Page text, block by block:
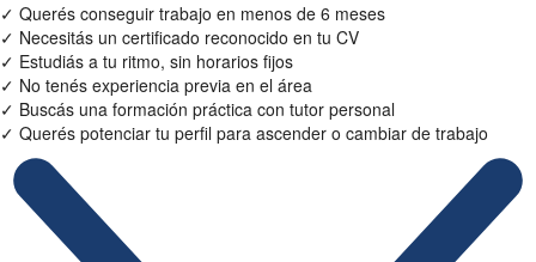
✓ Querés conseguir trabajo en menos de 6 meses
✓ Necesitás un certificado reconocido en tu CV
✓ Estudiás a tu ritmo, sin horarios fijos
✓ No tenés experiencia previa en el área
✓ Buscás una formación práctica con tutor personal
✓ Querés potenciar tu perfil para ascender o cambiar de trabajo